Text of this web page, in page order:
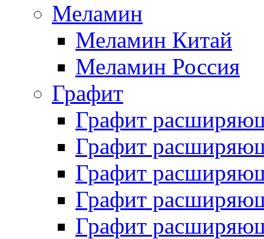
Меламин
Меламин Китай
Меламин Россия
Графит
Графит
Графит
Графит
Графит
Графит